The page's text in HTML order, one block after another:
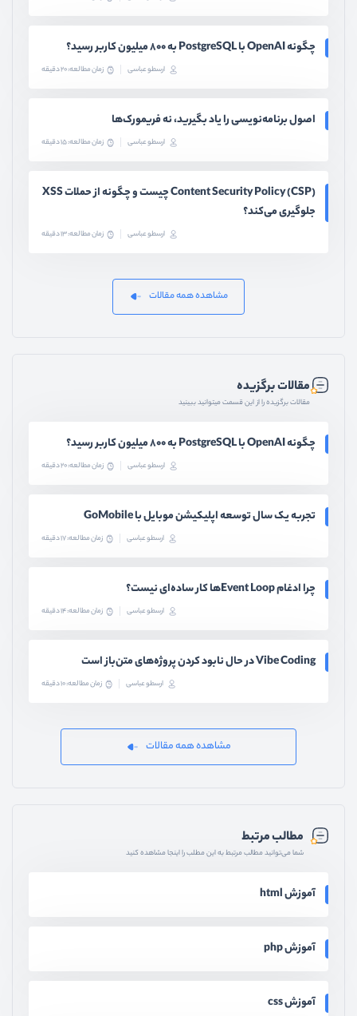
چگونه OpenAI با PostgreSQL به ۸۰۰ میلیون کاربر رسید؟
ارسطو عباسی زمان مطالعه: 20 دقیقه
اصول برنامه‌نویسی را یاد بگیرید، نه فریمورک‌ها
ارسطو عباسی زمان مطالعه: 15 دقیقه
Content Security Policy (CSP) چیست و چگونه از حملات XSS
جلوگیری می‌کند؟
ارسطو عباسی زمان مطالعه: 13 دقیقه
مشاهده همه مقالات
مقالات برگزیده
مقالات برگزیده را از این قسمت میتوانید ببینید
چگونه OpenAI با PostgreSQL به ۸۰۰ میلیون کاربر رسید؟
ارسطو عباسی زمان مطالعه: 20 دقیقه
تجربه یک سال توسعه اپلیکیشن موبایل با GoMobile
ارسطو عباسی زمان مطالعه: 17 دقیقه
چرا ادغام Event Loopها کار ساده‌ای نیست؟
ارسطو عباسی زمان مطالعه: 14 دقیقه
Vibe Coding در حال نابود کردن پروژه‌های متن‌باز است
ارسطو عباسی زمان مطالعه: 10 دقیقه
مشاهده همه مقالات
مطالب مرتبط
شما می‌توانید مطالب مرتبط به این مطلب را اینجا مشاهده کنید
آموزش html
آموزش php
آموزش css